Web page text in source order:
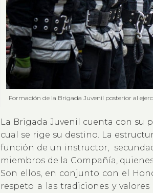
Formación de la Brigada Juvenil posterior al
La Brigada Juvenil cuenta con su
cual se rige su destino. La
función de un instructor,
miembros de la Compañía,
Son ellos, en conjunto con el
respeto a las tradiciones y